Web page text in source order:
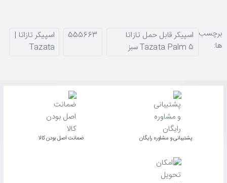
برچسب
ها:
اسپیکر قابل حمل تازاتا
Tazata Palm 5 سبز
555663
اسپیکر تازاتا |
Tazata
پشتیبانی و مشاوره رایگان ﺿﻤﺎﻧﺖ اﺻﻞ ﺑﻮدن ﮐﺎﻟﺎ